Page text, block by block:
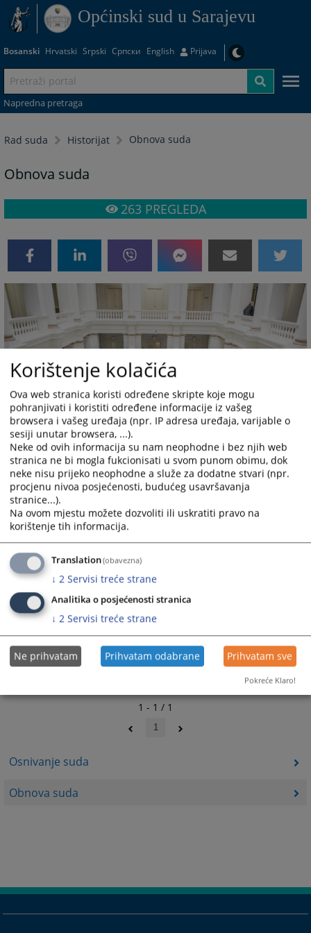
Općinski sud u Sarajevu
Bosanski Hrvatski Srpski Српски English Prijava
Napredna pretraga
Rad suda Historijat Obnova suda
Osnivanje suda
Obnova suda
Obnova suda
263PREGLEDA
Prateći dokumenti
Brosura-Rekonstrukcija Općinskog suda u Sarajevu
1 - 1 / 1
1
Korištenje kolačića
Ova web stranica koristi određene skripte koje mogu
pohranjivati i koristiti određene informacije iz vašeg
browsera i vašeg uređaja (npr. IP adresa uređaja, varijable o
sesiji unutar browsera, ...).
Neke od ovih informacija su nam neophodne i bez njih web
stranica ne bi mogla fukcionisati u svom punom obimu, dok
neke nisu prijeko neophodne a služe za dodatne stvari (npr.
procjenu nivoa posjećenosti, budućeg usavršavanja
stranice...).
Na ovom mjestu možete dozvoliti ili uskratiti pravo na
korištenje tih informacija.
Translation(obavezna)
↓ 2 Servisi treće strane
Analitika o posjećenosti stranica
↓ 2 Servisi treće strane
Ne prihvatam Prihvatam odabrane Prihvatam sve
Pokreće Klaro!